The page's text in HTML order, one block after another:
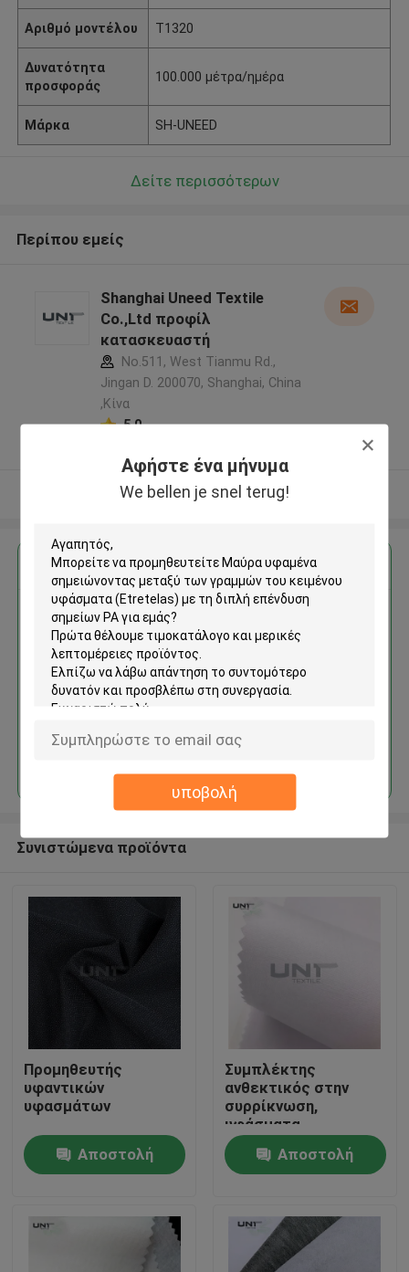
Αφήστε ένα μήνυμα
We bellen je snel terug!
υποβολή
Σπίτι
Σχετικά με εμάς
Αριθμό μοντέλου T1320
Δυνατότητα
προσφοράς
100.000 μέτρα/ημέρα
Μάρκα SH-UNEED
Δείτε περισσότερων
Περίπου εμείς
Shanghai Uneed Textile
Co.,Ltd προφίλ
κατασκευαστή
No.511, West Tianmu Rd.,
Jingan D. 200070, Shanghai, China
,Κίνα
5.0
Δείτε περισσότερων
Αποκτήστε την καλύτερη τιμή για
Μαύρα υφαμένα σημειώνοντας
μεταξύ των γραμμών του
κειμένου υφάσματα (Etretelas)
με τη διπλή επένδυση σημείων
PA
Συνιστώμενα προϊόντα
Προμηθευτής
υφαντικών
υφασμάτων
Αποστολή
Συμπλέκτης
ανθεκτικός στην
συρρίκνωση,
υφάσματα
διασύνδεσης,
υφασμένα 112 cm
Αποστολή